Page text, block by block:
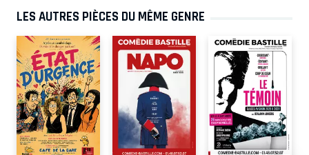
LES AUTRES PIÈCES DU MÊME GENRE